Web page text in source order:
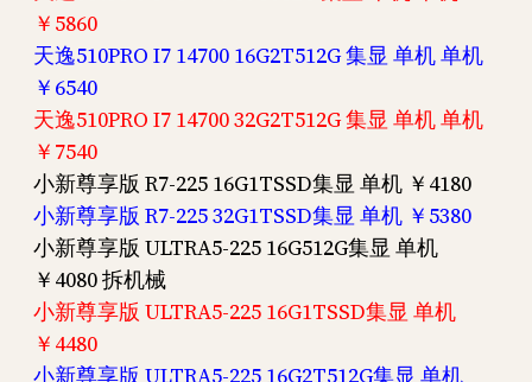
￥5860
天逸510PRO I7 14700 16G2T512G 集显 单机 单机
￥6540
天逸510PRO I7 14700 32G2T512G 集显 单机 单机
￥7540
小新尊享版 R7-225 16G1TSSD集显 单机 ￥4180
小新尊享版 R7-225 32G1TSSD集显 单机 ￥5380
小新尊享版 ULTRA5-225 16G512G集显 单机
￥4080 拆机械
小新尊享版 ULTRA5-225 16G1TSSD集显 单机
￥4480
小新尊享版 ULTRA5-225 16G2T512G集显 单机